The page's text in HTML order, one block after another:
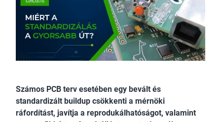
Számos PCB terv esetében egy bevált és
standardizált buildup csökkenti a mérnöki
ráfordítást, javítja a reprodukálhatóságot, valamint